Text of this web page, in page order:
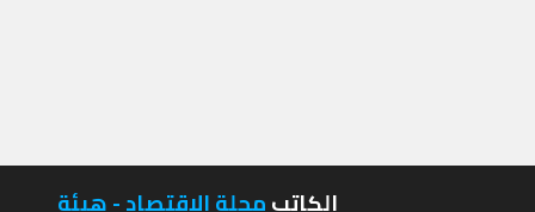
الكاتبمجلة الاقتصاد - هيئة